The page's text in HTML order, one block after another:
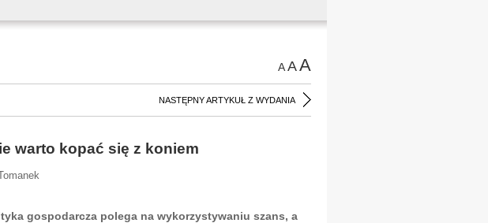
AAA
NASTĘPNY ARTYKUŁ Z WYDANIA
warto kopać się z koniem
gospodarcza polega na wykorzystywaniu szans, a